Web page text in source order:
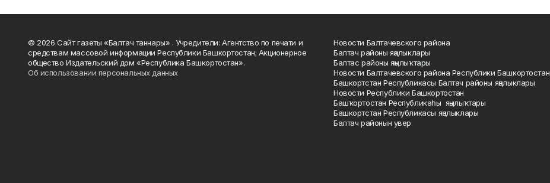
© 2026 Сайт газеты «Балтач таннары» . Учредители: Агентство по печати и
средствам массовой информации Республики Башкортостан; Акционерное
общество Издательский дом «Республика Башкортостан».
Об использовании персональных данных
Новости Балтачевского района
Балтач районы яңалыклары
Балтас районы яңылыҡтары
Новости Балтачевского района Республики Башкортостан
Башкортстан Республикасы Балтач районы яңалыклары
Новости Республики Башкортостан
Башҡортостан Республикаһы яңылыҡтары
Башкортстан Республикасы яңалыклары
Балтач районын увер